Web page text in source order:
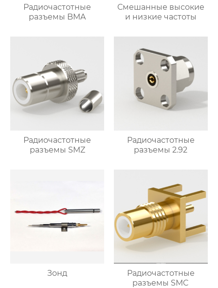
Радиочастотные
разъемы BMA
Смешанные высокие
и низкие частоты
Радиочастотные
разъемы SMZ
Радиочастотные
разъемы 2.92
Зонд
Радиочастотные
разъемы SMC